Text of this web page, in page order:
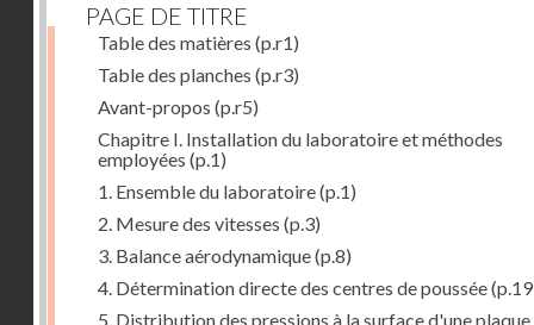
PAGE DE TITRE
Table des matières (p.r1)
Table des planches (p.r3)
Avant-propos (p.r5)
Chapitre I. Installation du laboratoire et méthodes
employées (p.1)
1. Ensemble du laboratoire(p.1)
2. Mesure des vitesses (p.3)
3. Balance aérodynamique(p.8)
4. Détermination directe des centres de poussée
5. Distribution des pressions à la surface d'une plaque